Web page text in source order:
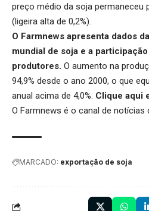
preço médio da soja permaneceu
(ligeira alta de 0,2%).
O Farmnews apresenta dados
mundial de soja e a
produtores. O aumento na
94,9% desde o ano 2000, o que
anual acima de 4,0%. Clique aqui
O Farmnews é o canal de notícias
MARCADO: exportação de soja